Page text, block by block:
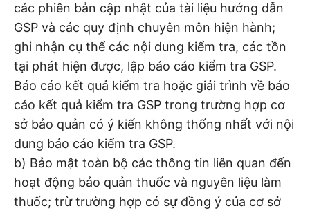
các phiên bản cập nhật của tài liệu hướng dẫn
GSP và các quy định chuyên môn hiện hành;
ghi nhận cụ thể các nội dung kiểm tra, các tồn
tại phát hiện được, lập báo cáo kiểm tra GSP.
Báo cáo kết quả kiểm tra hoặc giải trình về báo
cáo kết quả kiểm tra GSP trong trường hợp cơ
sở bảo quản có ý kiến không thống nhất với nội
dung báo cáo kiểm tra GSP.
b) Bảo mật toàn bộ các thông tin liên quan đến
hoạt động bảo quản thuốc và nguyên liệu làm
thuốc; trừ trường hợp có sự đồng ý của cơ sở